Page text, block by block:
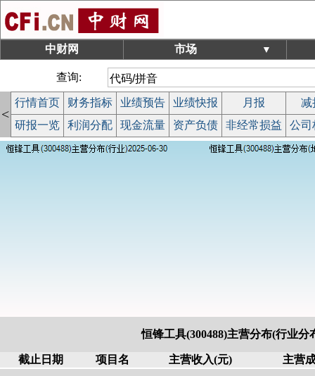
中财网 市场 ▼
查询:
<
行情首页 财务指标 业绩预告 业绩快报 月报
减
研报一览
利润分配 现金流量 资产负债 非经常损益 公司
恒锋工具(300488)主营分布(行业
截止日期 项目名 主营收入(元) 主营